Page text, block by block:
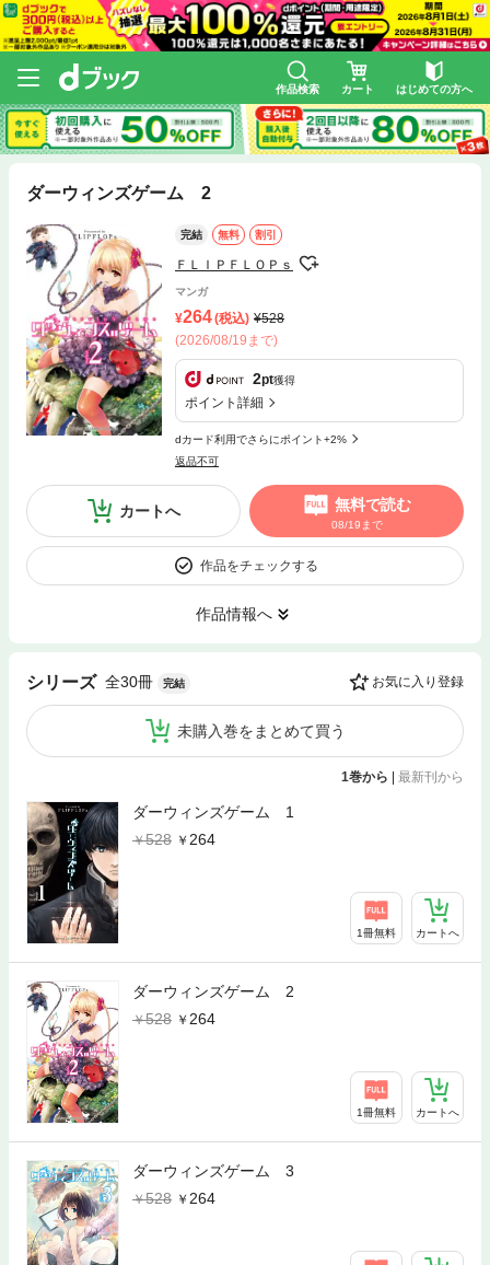
作品検索 カート はじめての方へ
ダーウィンズゲーム 2
完結 無料 割引
ＦＬＩＰＦＬＯＰｓ
マンガ
264(税込)
528
(2026/08/19まで)
2pt獲得
ポイント詳細
dカード利用でさらにポイント+2%
返品不可
カートへ 無料で読む
08/19まで
作品をチェックする
作品情報へ
シリーズ 全30冊 完結 お気に入り登録
未購入巻をまとめて買う
1巻から 最新刊から
ダーウィンズゲーム 1
528
264
1冊無料 カートへ
ダーウィンズゲーム 2
528
264
1冊無料 カートへ
ダーウィンズゲーム 3
528
264